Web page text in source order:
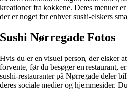
kreationer fra kokkene. Deres menuer
der er noget for enhver sushi-elskers
Sushi Nørregade Fotos
Hvis du er en visuel person, der elsker
forvente, før du besøger en restaurant,
sushi-restauranter på Nørregade deler
deres sociale medier og hjemmesider.